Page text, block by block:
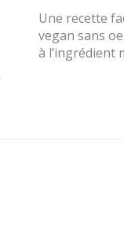
Une recette
vegan sans
à l’ingrédient